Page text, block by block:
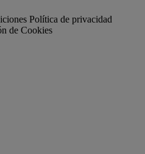
Política de privacidad
de Cookies